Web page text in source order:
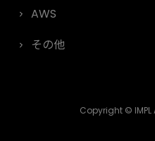
AWS
その他
Copyright © IMPL